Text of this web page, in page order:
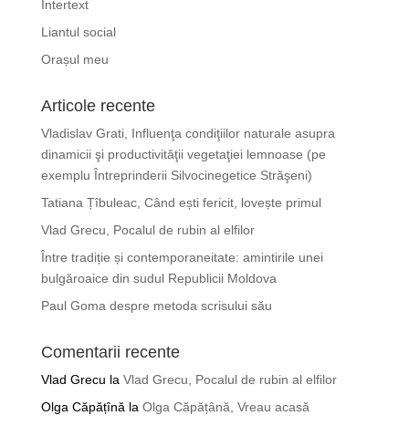
Intertext
Liantul social
Orașul meu
Articole recente
Vladislav Grati, Influenţa condiţiilor naturale asupra
dinamicii şi productivităţii vegetaţiei lemnoase (pe
exemplu Întreprinderii Silvocinegetice Străşeni)
Tatiana Țîbuleac, Când ești fericit, lovește primul
Vlad Grecu, Pocalul de rubin al elfilor
Între tradiție și contemporaneitate: amintirile unei
bulgăroaice din sudul Republicii Moldova
Paul Goma despre metoda scrisului său
Comentarii recente
Vlad Grecu la Vlad Grecu, Pocalul de rubin al elfilor
Olga Căpățînă la Olga Căpățână, Vreau acasă